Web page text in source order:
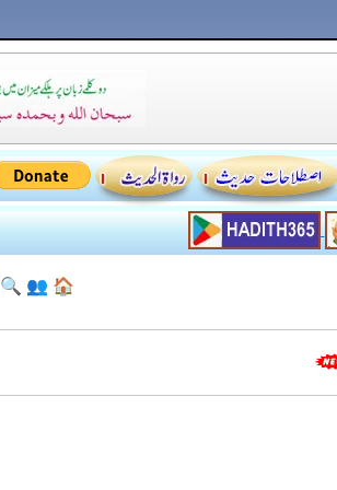
🏠
👥
🔍